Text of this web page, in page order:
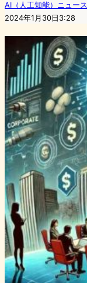
AI（人工知能）ニュース
2024年1月30日3:28